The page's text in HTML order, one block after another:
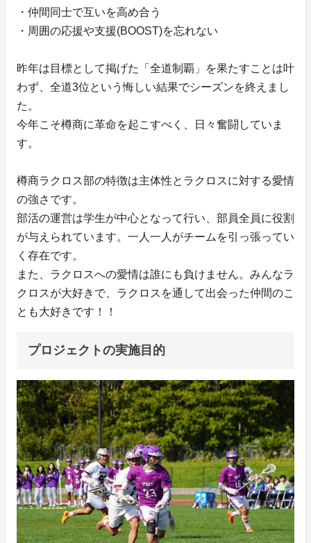
・仲間同士で互いを高め合う
・周囲の応援や支援(BOOST)を忘れない
昨年は目標として掲げた「全道制覇」を果たすことは叶
わず、全道3位という悔しい結果でシーズンを終えまし
た。
今年こそ樽商に革命を起こすべく、日々奮闘していま
す。
樽商ラクロス部の特徴は主体性とラクロスに対する愛情
の強さです。
部活の運営は学生が中心となって行い、部員全員に役割
が与えられています。一人一人がチームを引っ張ってい
く存在です。
また、ラクロスへの愛情は誰にも負けません。みんなラ
クロスが大好きで、ラクロスを通して出会った仲間のこ
とも大好きです！！
プロジェクトの実施目的